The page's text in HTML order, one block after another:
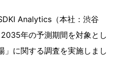
Analytics（本社：渋谷
年の予測期間を対象とし
」に関する調査を実施しまし